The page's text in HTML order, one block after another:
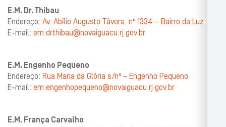
E.M. Dr. Thibau
Endereço: Av. Abílio Augusto Távora, nº 1334 – Bairro da Luz
E-mail: em.drthibau@novaiguacu.rj.gov.br
E.M. Engenho Pequeno
Endereço: Rua Maria da Glória s/nº – Engenho Pequeno
E-mail: em.engenhopequeno@novaiguacu.rj.gov.br
E.M. França Carvalho